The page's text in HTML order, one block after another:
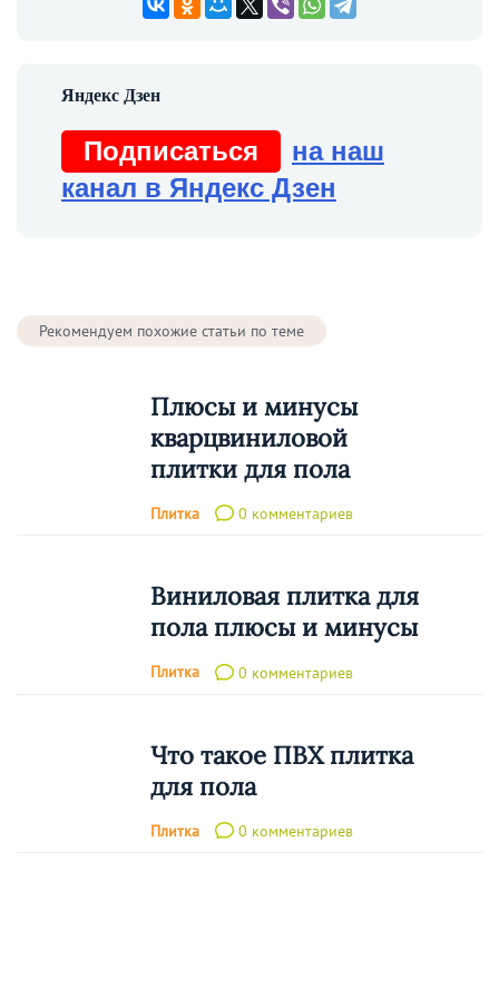
Подписаться
на наш
канал в Яндекс Дзен
Рекомендуем похожие статьи по теме
Плюсы и минусы
кварцвиниловой
плитки для пола
Плитка 0 комментариев
Виниловая плитка для
пола плюсы и минусы
Плитка 0 комментариев
Что такое ПВХ плитка
для пола
Плитка 0 комментариев